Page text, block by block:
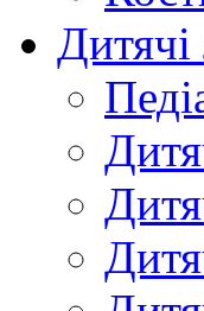
Дитячі